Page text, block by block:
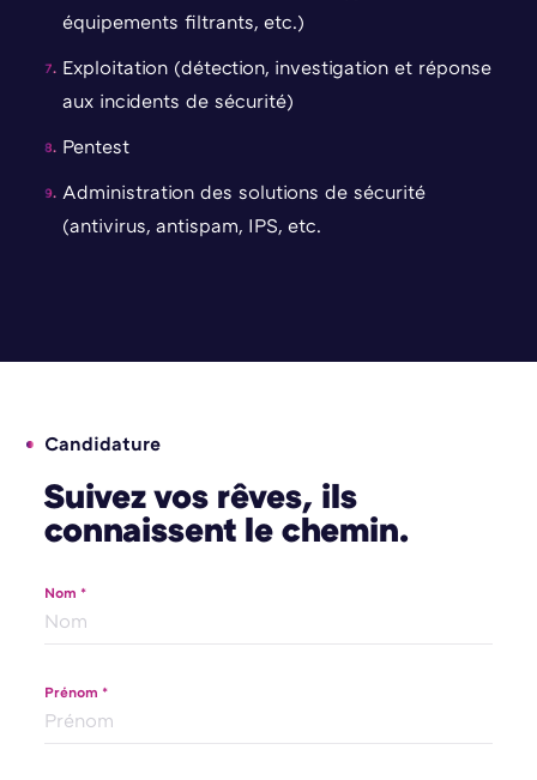
équipements filtrants, etc.)
Exploitation (détection, investigation et réponse
aux incidents de sécurité)
Pentest
Administration des solutions de sécurité
(antivirus, antispam, IPS, etc.
Candidature
Suivez vos rêves, ils
connaissent le chemin.
Nom *
Prénom *